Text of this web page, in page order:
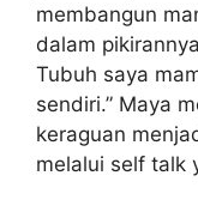
membangun
dalam
Tubuh saya
sendiri.” Maya
keraguan
melalui self talk